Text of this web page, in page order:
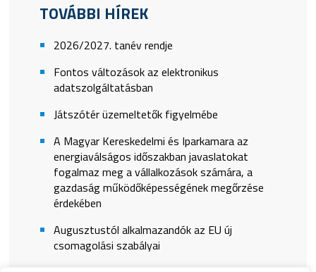
TOVÁBBI HÍREK
2026/2027. tanév rendje
Fontos változások az elektronikus
adatszolgáltatásban
Játszótér üzemeltetők figyelmébe
A Magyar Kereskedelmi és Iparkamara az
energiaválságos időszakban javaslatokat
fogalmaz meg a vállalkozások számára, a
gazdaság működőképességének megőrzése
érdekében
Augusztustól alkalmazandók az EU új
csomagolási szabályai